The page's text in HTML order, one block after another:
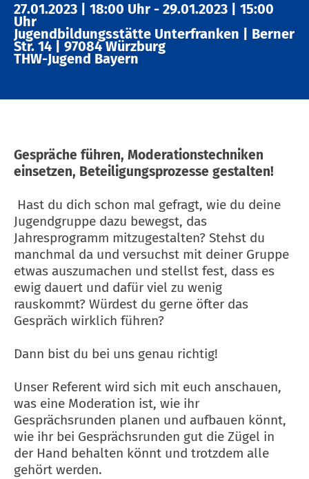
27.01.2023 18:00 Uhr - 29.01.2023 15:00
Uhr
Jugendbildungsstätte Unterfranken Berner
Str. 14 97084 Würzburg
THW-Jugend Bayern
Gespräche führen, Moderationstechniken
einsetzen, Beteiligungsprozesse gestalten!
Hast du dich schon mal gefragt, wie du deine
Jugendgruppe dazu bewegst, das
Jahresprogramm mitzugestalten? Stehst du
manchmal da und versuchst mit deiner Gruppe
etwas auszumachen und stellst fest, dass es
ewig dauert und dafür viel zu wenig
rauskommt? Würdest du gerne öfter das
Gespräch wirklich führen?
Dann bist du bei uns genau richtig!
Unser Referent wird sich mit euch anschauen,
was eine Moderation ist, wie ihr
Gesprächsrunden planen und aufbauen könnt,
wie ihr bei Gesprächsrunden gut die Zügel in
der Hand behalten könnt und trotzdem alle
gehört werden.